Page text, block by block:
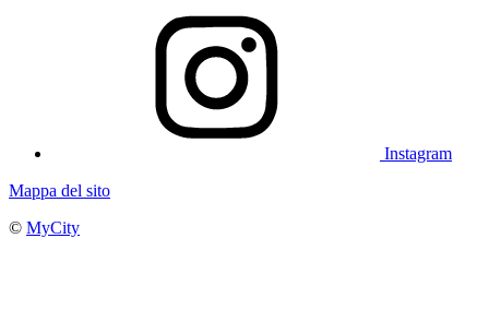
Instagram
Mappa del sito
© MyCity